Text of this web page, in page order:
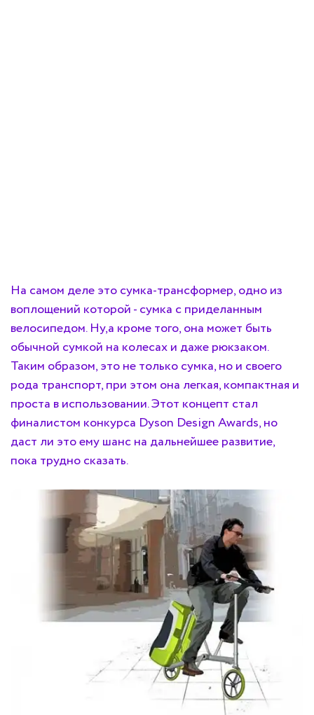
На самом деле это сумка-трансформер, одно из
воплощений которой - сумка с приделанным
велосипедом. Ну,а кроме того, она может быть
обычной сумкой на колесах и даже рюкзаком.
Таким образом, это не только сумка, но и своего
рода транспорт, при этом она легкая, компактная и
проста в использовании. Этот концепт стал
финалистом конкурса Dyson Design Awards, но
даст ли это ему шанс на дальнейшее развитие,
пока трудно сказать.